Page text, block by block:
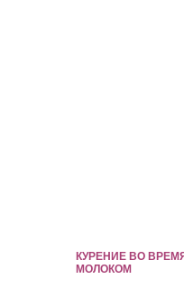
КУРЕНИЕ ВО
МОЛОКОМ